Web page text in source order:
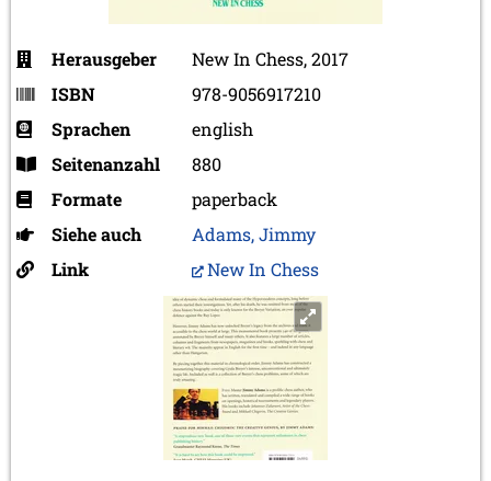
Herausgeber
New In Chess, 2017
ISBN
978-9056917210
Sprachen
english
Seitenanzahl
880
Formate
paperback
Siehe auch
Adams, Jimmy
Link
New In Chess